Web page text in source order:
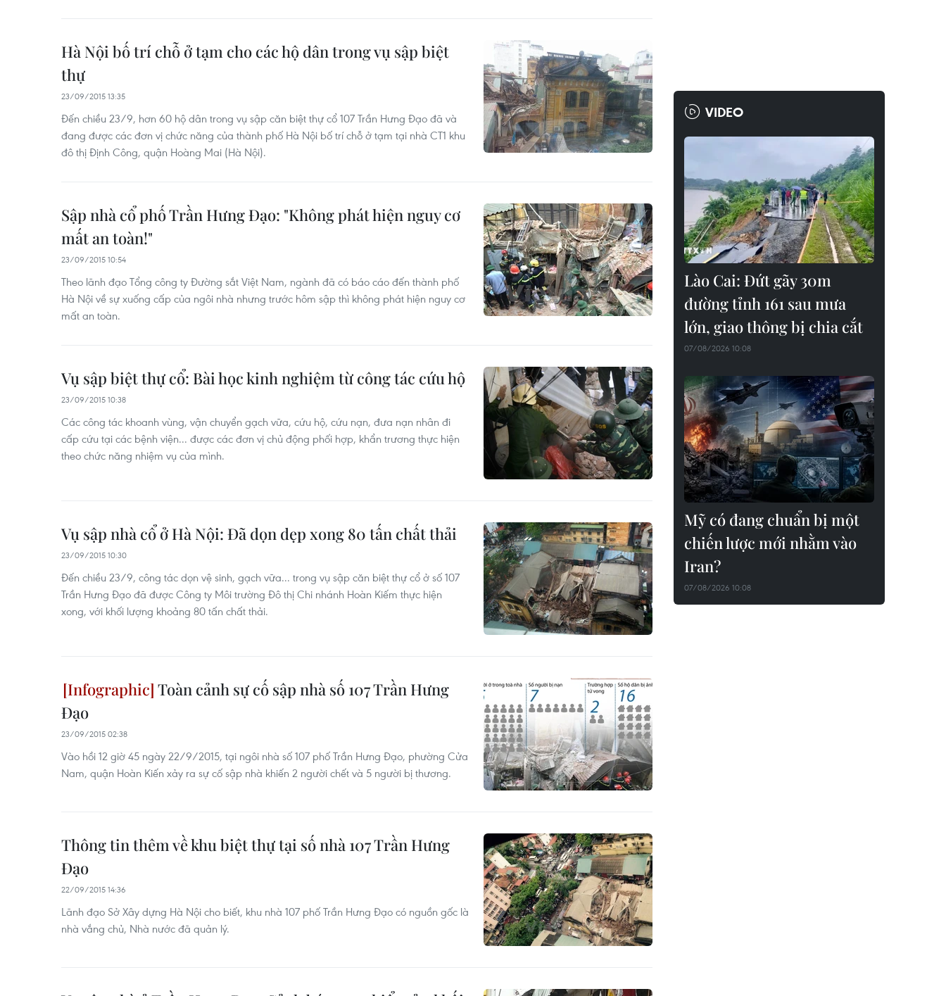
Hà Nội bố trí chỗ ở tạm cho các hộ dân trong vụ sập biệt
thự
23/09/2015 13:35
Đến chiều 23/9, hơn 60 hộ dân trong vụ sập căn biệt thự cổ 107 Trần Hưng Đạo đã và
đang được các đơn vị chức năng của thành phố Hà Nội bố trí chỗ ở tạm tại nhà CT1 khu
đô thị Định Công, quận Hoàng Mai (Hà Nội).
Sập nhà cổ phố Trần Hưng Đạo: "Không phát hiện nguy cơ
mất an toàn!"
23/09/2015 10:54
Theo lãnh đạo Tổng công ty Đường sắt Việt Nam, ngành đã có báo cáo đến thành phố
Hà Nội về sự xuống cấp của ngôi nhà nhưng trước hôm sập thì không phát hiện nguy cơ
mất an toàn.
Vụ sập biệt thự cổ: Bài học kinh nghiệm từ công tác cứu hộ
23/09/2015 10:38
Các công tác khoanh vùng, vận chuyển gạch vữa, cứu hộ, cứu nạn, đưa nạn nhân đi
cấp cứu tại các bệnh viện... được các đơn vị chủ động phối hợp, khẩn trương thực hiện
theo chức năng nhiệm vụ của mình.
Vụ sập nhà cổ ở Hà Nội: Đã dọn dẹp xong 80 tấn chất thải
23/09/2015 10:30
Đến chiều 23/9, công tác dọn vệ sinh, gạch vữa... trong vụ sập căn biệt thự cổ ở số 107
Trần Hưng Đạo đã được Công ty Môi trường Đô thị Chi nhánh Hoàn Kiếm thực hiện
xong, với khối lượng khoảng 80 tấn chất thải.
Toàn cảnh sự cố sập nhà số 107 Trần Hưng
Đạo
23/09/2015 02:38
Vào hồi 12 giờ 45 ngày 22/9/2015, tại ngôi nhà số 107 phố Trần Hưng Đạo, phường Cửa
Nam, quận Hoàn Kiến xảy ra sự cố sập nhà khiến 2 người chết và 5 người bị thương.
Thông tin thêm về khu biệt thự tại số nhà 107 Trần Hưng
Đạo
22/09/2015 14:36
Lãnh đạo Sở Xây dựng Hà Nội cho biết, khu nhà 107 phố Trần Hưng Đạo có nguồn gốc là
nhà vắng chủ, Nhà nước đã quản lý.
VIDEO
Lào Cai: Đứt gãy 30m
đường tỉnh 161 sau mưa
lớn, giao thông bị chia cắt
07/08/2026 10:08
Mỹ có đang chuẩn bị một
chiến lược mới nhằm vào
Iran?
07/08/2026 10:08